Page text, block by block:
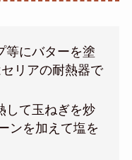
等にバターを塗
リアの耐熱器で
して玉ねぎを炒
ンを加えて塩を